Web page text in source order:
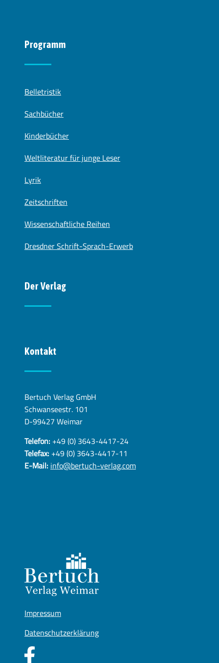
Programm
Belletristik
Sachbücher
Kinderbücher
Weltliteratur für junge Leser
Lyrik
Zeitschriften
Wissenschaftliche Reihen
Dresdner Schrift-Sprach-Erwerb
Der Verlag
Kontakt
Bertuch Verlag GmbH
Schwanseestr. 101
D-99427 Weimar
Telefon:+49 (0) 3643-4417-24
Telefax:+49 (0) 3643-4417-11
E-Mail:info@bertuch-verlag.com
Impressum
Datenschutzerklärung